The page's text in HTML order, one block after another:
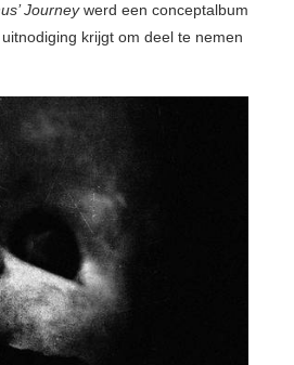
Journeywerd een conceptalbum
krijgt om deel te nemen